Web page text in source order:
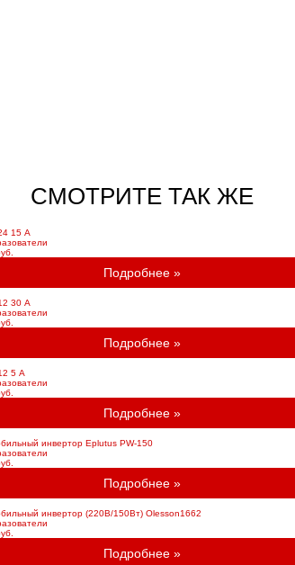
СМОТРИТЕ ТАК ЖЕ
15 А
Подробнее »
30 А
Подробнее »
5 А
Подробнее »
инвертор Eplutus PW-150
Подробнее »
инвертор (220В/150Вт) Olesson1662
Подробнее »